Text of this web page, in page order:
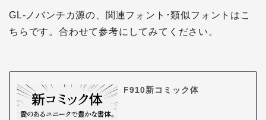
GL-ノバンチカ源の、関連フォント･類似フォントはこ
ちらです。合わせて参考にしてみてください。
F910新コミック体